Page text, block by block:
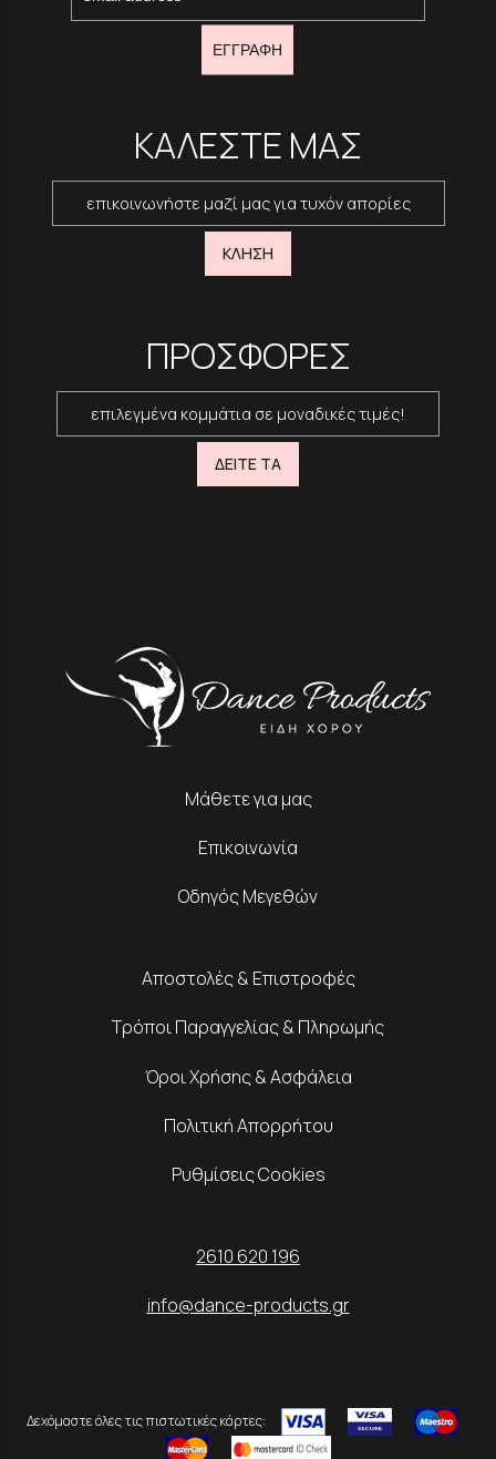
ΕΓΓΡΑΦΗ
ΚΑΛΕΣΤΕ ΜΑΣ
επικοινωνήστε μαζί μας για τυχόν απορίες
ΚΛΗΣΗ
ΠΡΟΣΦΟΡΕΣ
επιλεγμένα κομμάτια σε μοναδικές τιμές!
ΔΕΙΤΕ ΤΑ
Μάθετε για μας
Επικοινωνία
Οδηγός Μεγεθών
Αποστολές & Επιστροφές
Τρόποι Παραγγελίας & Πληρωμής
Όροι Χρήσης & Ασφάλεια
Πολιτική Απορρήτου
Ρυθμίσεις Cookies
2610 620 196
info@dance-products.gr
Δεχόμαστε όλες τις πιστωτικές κάρτες: